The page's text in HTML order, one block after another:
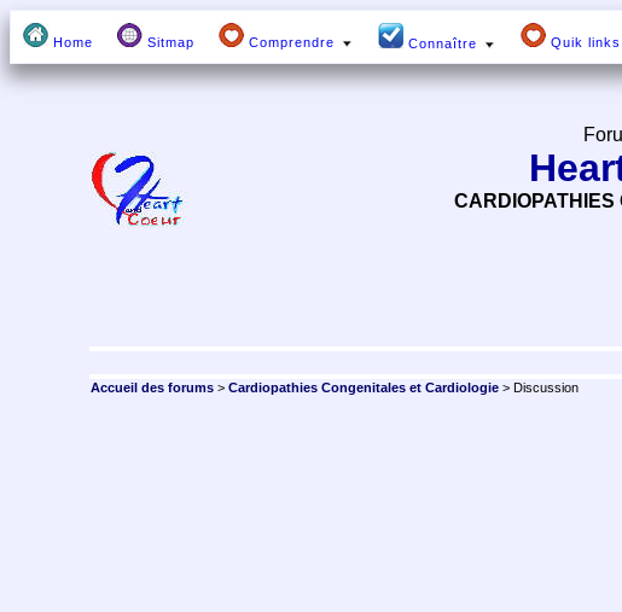
Home Sitmap Comprendre Connaître Quik links
Accueil des forums >Cardiopathies Congenitales et Cardiologie > Discussion